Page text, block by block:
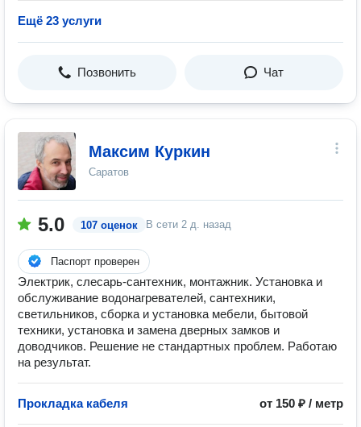
Ещё 23 услуги
Позвонить Чат
Максим Куркин
Саратов
5.0 107 оценок В сети 2 д. назад
Паспорт проверен
Электрик, слесарь-сантехник, монтажник. Установка и
обслуживание водонагревателей, сантехники,
светильников, сборка и установка мебели, бытовой
техники, установка и замена дверных замков и
доводчиков. Решение не стандартных проблем. Работаю
на результат.
Прокладка кабеля от 150 ₽ / метр